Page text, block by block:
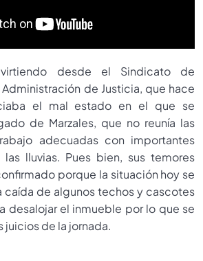
desde el Sindicato de
de Justicia, que hace
el mal estado en el que se
de Marzales, que no reunía las
adecuadas con importantes
lluvias. Pues bien, sus temores
porque la situación hoy se
caída de algunos techos y cascotes
desalojar el inmueble por lo que se
juicios de la jornada.